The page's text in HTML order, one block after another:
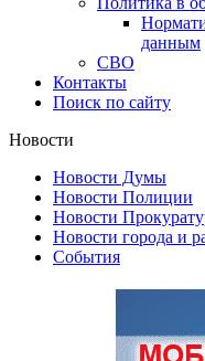
данным
СВО
Контакты
Поиск по сайту
Новости
Новости Думы
Новости Полиции
Новости
Новости города и
События